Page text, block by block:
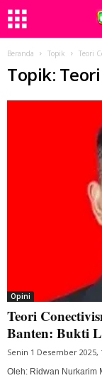
Beranda Topik Teori
Topik:
Opini
Teori
Banten: Bukti
Senin 1 Desember 2025,
Oleh: Ridwan Nurkarim